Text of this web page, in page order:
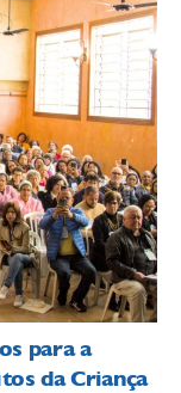
para a
da Criança